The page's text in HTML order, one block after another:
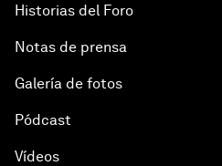
Historias del Foro
Notas de prensa
Galería de fotos
Pódcast
Vídeos